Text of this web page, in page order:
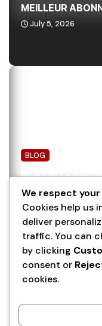
MEILLEUR
July 5, 2026
BLOG
BEST IPTV
July 5, 2026
We respect
Cookies help us
deliver
traffic. You can
by clicking
consent or
cookies.